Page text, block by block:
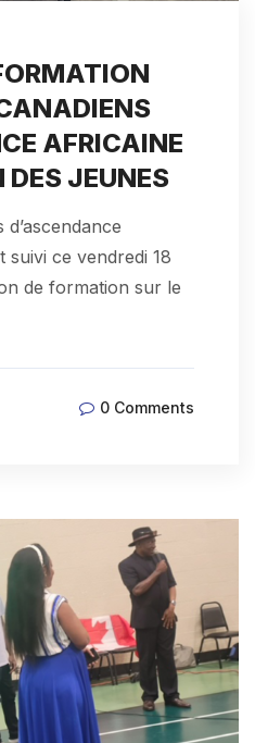
AFRICAINE
JEUNES
suivi ce vendredi 18
de formation sur le
0 Comments